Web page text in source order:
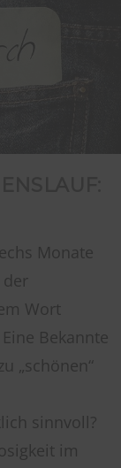
Monate
der
Wort
Bekannte
„schönen“
sinnvoll?
im